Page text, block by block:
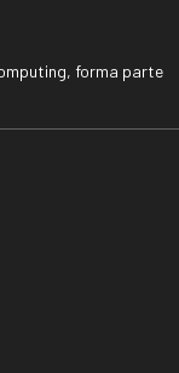
forma parte